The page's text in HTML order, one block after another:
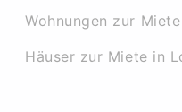
Wohnungen zur
Häuser zur Miete in